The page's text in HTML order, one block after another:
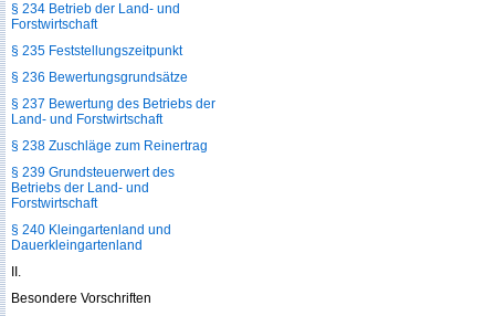
§ 234 Betrieb der Land- und
Forstwirtschaft
§ 235 Feststellungszeitpunkt
§ 236 Bewertungsgrundsätze
§ 237 Bewertung des Betriebs der
Land- und Forstwirtschaft
§ 238 Zuschläge zum Reinertrag
§ 239 Grundsteuerwert des
Betriebs der Land- und
Forstwirtschaft
§ 240 Kleingartenland und
Dauerkleingartenland
II.
Besondere Vorschriften